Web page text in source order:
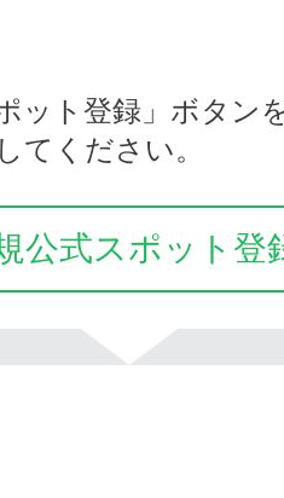
ット登録」ボタン
てください。
公式スポット登